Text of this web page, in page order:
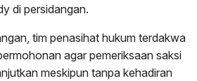
di persidangan.
tim penasihat hukum terdakwa
agar pemeriksaan saksi
meskipun tanpa kehadiran